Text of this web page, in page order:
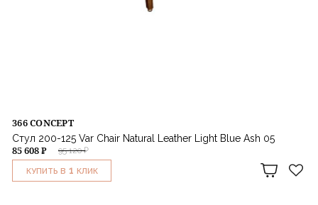
366 CONCEPT
Стул 200-125 Var Chair Natural Leather Light Blue Ash 05
95 120 ₽
85 608 ₽
КУПИТЬ В 1 КЛИК